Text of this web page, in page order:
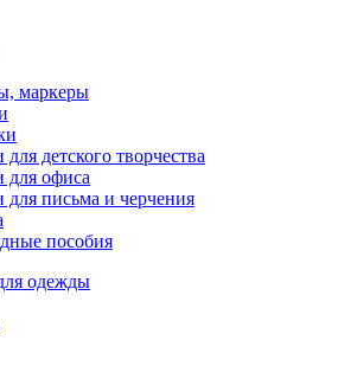
маркеры
детского творчества
для офиса
письма и черчения
пособия
одежды